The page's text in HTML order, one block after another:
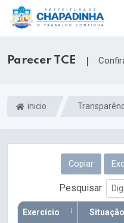
Parecer TCE |
inicio
Copiar
Pesquisar
Exercício Situação